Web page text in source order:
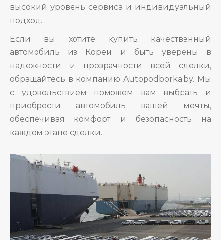
высокий уровень сервиса и индивидуальный
подход.
Если вы хотите купить качественный
автомобиль из Кореи и быть уверены в
надежности и прозрачности всей сделки,
обращайтесь в компанию Autopodborka.by. Мы
с удовольствием поможем вам выбрать и
приобрести автомобиль вашей мечты,
обеспечивая комфорт и безопасность на
каждом этапе сделки.